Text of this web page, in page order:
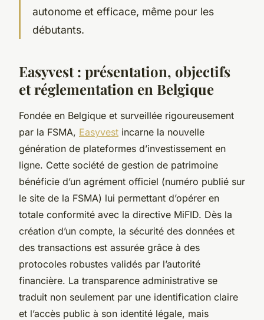
autonome et efficace, même pour les
débutants.
Easyvest : présentation, objectifs
et réglementation en Belgique
Fondée en Belgique et surveillée rigoureusement
par la FSMA, Easyvest incarne la nouvelle
génération de plateformes d’investissement en
ligne. Cette société de gestion de patrimoine
bénéficie d’un agrément officiel (numéro publié sur
le site de la FSMA) lui permettant d’opérer en
totale conformité avec la directive MiFID. Dès la
création d’un compte, la sécurité des données et
des transactions est assurée grâce à des
protocoles robustes validés par l’autorité
financière. La transparence administrative se
traduit non seulement par une identification claire
et l’accès public à son identité légale, mais